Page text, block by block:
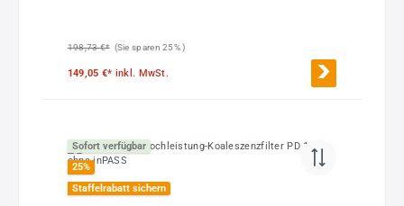
198,73 €* (Sie sparen 25% )
149,05 €* inkl. MwSt.
Sofort verfügbar
25%
Staffelrabatt sichern